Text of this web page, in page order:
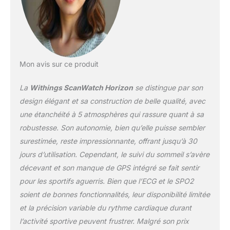
ScanWatch suit votre
fréquence cardiaque en
continu lors de vos
séances de sport, et
votre santé sur le long
peut vous être envoyée en
cas d’épisode de
fréquence cardiaque
élevée ou faible au repos.
DÉTECTION DES
PERTURBATIONS
RESPIRATOIRES - Détecte
les perturbations
respiratoires pendant la
nuit et identifie les signes
d'apnée du sommeil. SUIVI
DU SOMMEIL - Obtenez
Mon avis sur ce produit
La Withings ScanWatch Horizonse distingue par son
design élégant et sa construction de belle qualité, avec
une étanchéité à 5 atmosphères qui rassure quant à sa
robustesse. Son autonomie, bien qu’elle puisse sembler
surestimée, reste impressionnante, offrant jusqu’à 30
jours d’utilisation. Cependant, le suivi du sommeil s’avère
décevant et son manque de GPS intégré se fait sentir
pour les sportifs aguerris. Bien que l’ECG et le SPO2
soient de bonnes fonctionnalités, leur disponibilité limitée
et la précision variable du rythme cardiaque durant
l’activité sportive peuvent frustrer. Malgré son prix